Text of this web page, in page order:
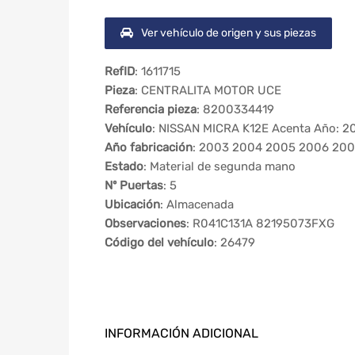
Ver vehículo de origen y sus piezas
RefID: 1611715
Pieza: CENTRALITA MOTOR UCE
Referencia pieza: 8200334419
Vehículo: NISSAN MICRA K12E Acenta Año:
Año fabricación: 2003 2004 2005 2006
Estado: Material de segunda mano
Nº Puertas: 5
Ubicación: Almacenada
Observaciones: R041C131A 82195073FXG
Código del vehículo: 26479
INFORMACIÓN ADICIONAL